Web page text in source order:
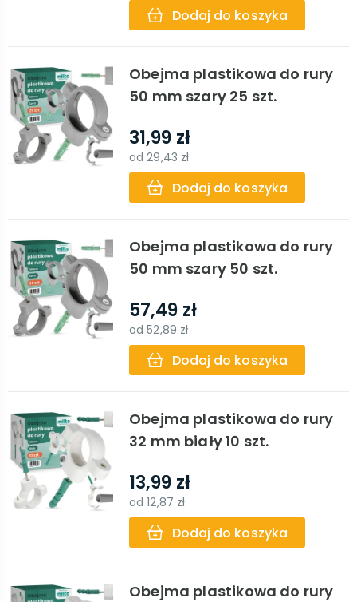
Dodaj do koszyka
Obejma plastikowa do rury
50 mm szary 25 szt.
31,99 zł
od29,43 zł
Dodaj do koszyka
Obejma plastikowa do rury
50 mm szary 50 szt.
57,49 zł
od52,89 zł
Dodaj do koszyka
Obejma plastikowa do rury
32 mm biały 10 szt.
13,99 zł
od12,87 zł
Dodaj do koszyka
Obejma plastikowa do rury